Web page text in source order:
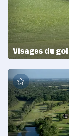
Visages du